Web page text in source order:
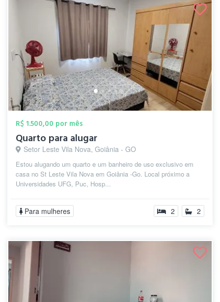
R$ 1.500,00 por mês
Quarto para alugar
Setor Leste Vila Nova, Goiânia - GO
Estou alugando um quarto e um banheiro de uso exclusivo em
casa no St Leste Vila Nova em Goiânia -Go. Local próximo a
Universidades UFG, Puc, Hosp...
Para mulheres 2 2